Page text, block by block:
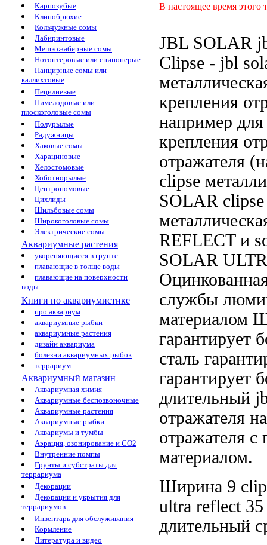
Карпозубые
Клинобрюхие
Кольчужные сомы
Лабиринтовые
Мешкожаберные сомы
Нотоптеровые или спиноперые
Панцирные сомы или
каллихтовые
Пецилиевые
Пимелодовые или
плоскоголовые сомы
Полурылые
Радужницы
Хаковые сомы
Харациновые
Хелостомовые
Хоботнорылые
Центропомовые
Цихлиды
Шильбовые сомы
Широкоголовые сомы
Электрические сомы
Аквариумные растения
укореняющиеся в грунте
плавающие в толще воды
плавающие на поверхности
воды
Книги по аквариумистике
про аквариум
аквариумные рыбки
аквариумные растения
дизайн аквариума
болезни аквариумных рыбок
террариум
Аквариумный магазин
Аквариумная химия
Аквариумные беспозвоночные
Аквариумные растения
Аквариумные рыбки
Аквариумы и тумбы
Аэрация, озонирование и CO2
Внутренние помпы
Грунты и субстраты для
террариума
Декорации
Декорации и укрытия для
террариумов
Инвентарь для обслуживания
Кормление
Литература и видео
В настоящее время этого
JBL SOLAR
Clipse - jbl
крепления
например
крепления
отражателя
clipse
SOLAR clipse
REFLECT и
SOLAR
службы
материалом
гарантирует
сталь
гарантирует
длительный
отражателя
отражателя с
материалом.
Ширина 9
ultra reflect
длительный